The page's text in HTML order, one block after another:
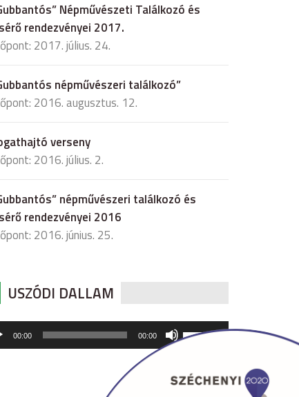
Népművészeti Találkozó és
rendezvényei 2017.
2017. július. 24.
népművészeri találkozó”
2016. augusztus. 12.
verseny
2016. július. 2.
népművészeri találkozó és
rendezvényei 2016
2016. június. 25.
USZÓDI DALLAM
00:00 00:00
hangerő
csökkentéséhez